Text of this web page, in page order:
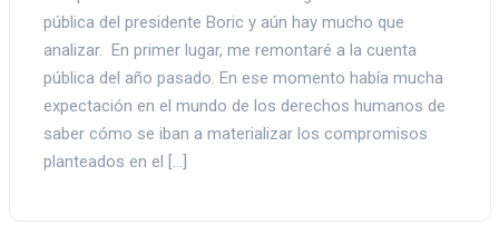
pública del presidente Boric y aún hay mucho que
analizar. En primer lugar, me remontaré a la cuenta
pública del año pasado. En ese momento había mucha
expectación en el mundo de los derechos humanos de
saber cómo se iban a materializar los compromisos
planteados en el […]